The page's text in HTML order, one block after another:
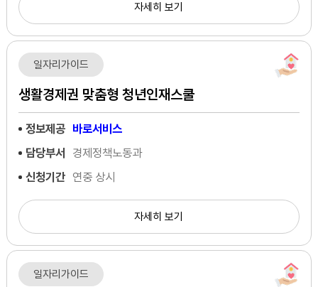
자세히 보기
일자리가이드
생활경제권 맞춤형 청년인재스쿨
정보제공 바로서비스
담당부서
경제정책노동과
신청기간 연중 상시
자세히 보기
일자리가이드